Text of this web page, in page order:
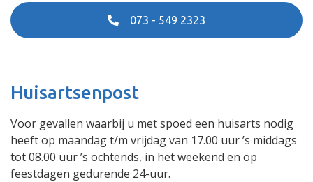
073 - 549 2323
Huisartsenpost
Voor gevallen waarbij u met spoed een huisarts nodig
heeft op maandag t/m vrijdag van 17.00 uur ’s middags
tot 08.00 uur ’s ochtends, in het weekend en op
feestdagen gedurende 24-uur.